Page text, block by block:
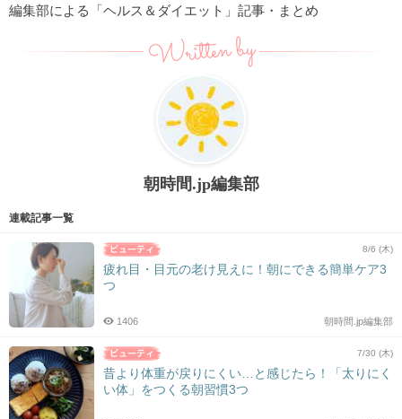
編集部による「ヘルス＆ダイエット」記事・まとめ
Written by
朝時間.jp編集部
連載記事一覧
8/6 (木)
疲れ目・目元の老け見えに！朝にできる簡単ケア3
つ
朝時間.jp編集部
1406
7/30 (木)
昔より体重が戻りにくい…と感じたら！「太りにく
い体」をつくる朝習慣3つ